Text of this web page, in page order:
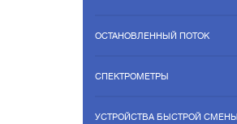
ОСТАНОВЛЕННЫЙ ПОТОК
СПЕКТРОМЕТРЫ
УСТРОЙСТВА БЫСТРОЙ СМЕНЫ